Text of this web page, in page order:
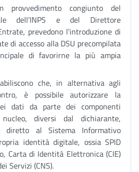
provvedimento congiunto del
dell’INPS e del Direttore
prevedono l’introduzione di
di accesso alla DSU precompilata
di favorirne la più ampia
che, in alternativa agli
è possibile autorizzare la
dati da parte dei componenti
diversi dal dichiarante,
diretto al Sistema Informativo
identità digitale, ossia SPID
Carta di Identità Elettronica (CIE)
Servizi (CNS).